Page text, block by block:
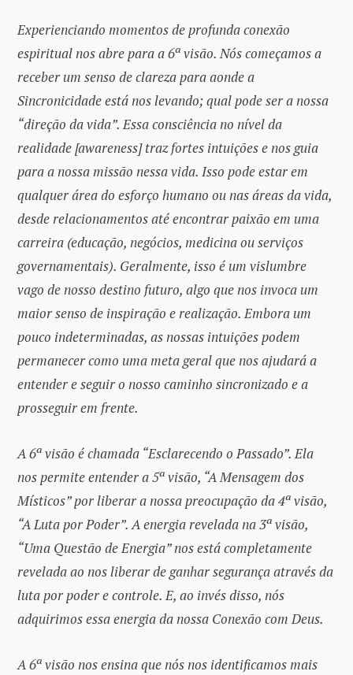
Experienciando momentos de profunda conexão
espiritual nos abre para a 6ª visão. Nós começamos a
receber um senso de clareza para aonde a
Sincronicidade está nos levando; qual pode ser a nossa
“direção da vida”. Essa consciência no nível da
realidade [awareness] traz fortes intuições e nos guia
para a nossa missão nessa vida. Isso pode estar em
qualquer área do esforço humano ou nas áreas da vida,
desde relacionamentos até encontrar paixão em uma
carreira (educação, negócios, medicina ou serviços
governamentais). Geralmente, isso é um vislumbre
vago de nosso destino futuro, algo que nos invoca um
maior senso de inspiração e realização. Embora um
pouco indeterminadas, as nossas intuições podem
permanecer como uma meta geral que nos ajudará a
entender e seguir o nosso caminho sincronizado e a
prosseguir em frente.
A 6ª visão é chamada “Esclarecendo o Passado”. Ela
nos permite entender a 5ª visão, “A Mensagem dos
Místicos” por liberar a nossa preocupação da 4ª visão,
“A Luta por Poder”. A energia revelada na 3ª visão,
“Uma Questão de Energia” nos está completamente
revelada ao nos liberar de ganhar segurança através da
luta por poder e controle. E, ao invés disso, nós
adquirimos essa energia da nossa Conexão com Deus.
A 6ª visão nos ensina que nós nos identificamos mais